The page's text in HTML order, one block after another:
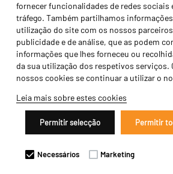
fornecer funcionalidades de redes sociais
tráfego. Também partilhamos
utilização do site com os nossos
publicidade e de análise, que as podem
informações que lhes forneceu ou
da sua utilização dos respetivos serviços.
nossos cookies se continuar a utilizar o
Leia mais sobre estes cookies
Permitir selecção Permitir
Necessários Marketing
Termos e condições